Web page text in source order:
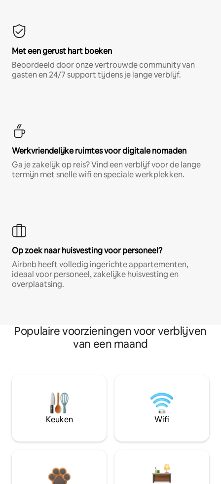
Met een gerust hart boeken
Beoordeeld door onze vertrouwde community van
gasten en 24/7 support tijdens je lange verblijf.
Werkvriendelijke ruimtes voor digitale nomaden
Ga je zakelijk op reis? Vind een verblijf voor de lange
termijn met snelle wifi en speciale werkplekken.
Op zoek naar huisvesting voor personeel?
Airbnb heeft volledig ingerichte appartementen,
ideaal voor personeel, zakelijke huisvesting en
overplaatsing.
Populaire voorzieningen voor verblijven
van een maand
Keuken Wifi